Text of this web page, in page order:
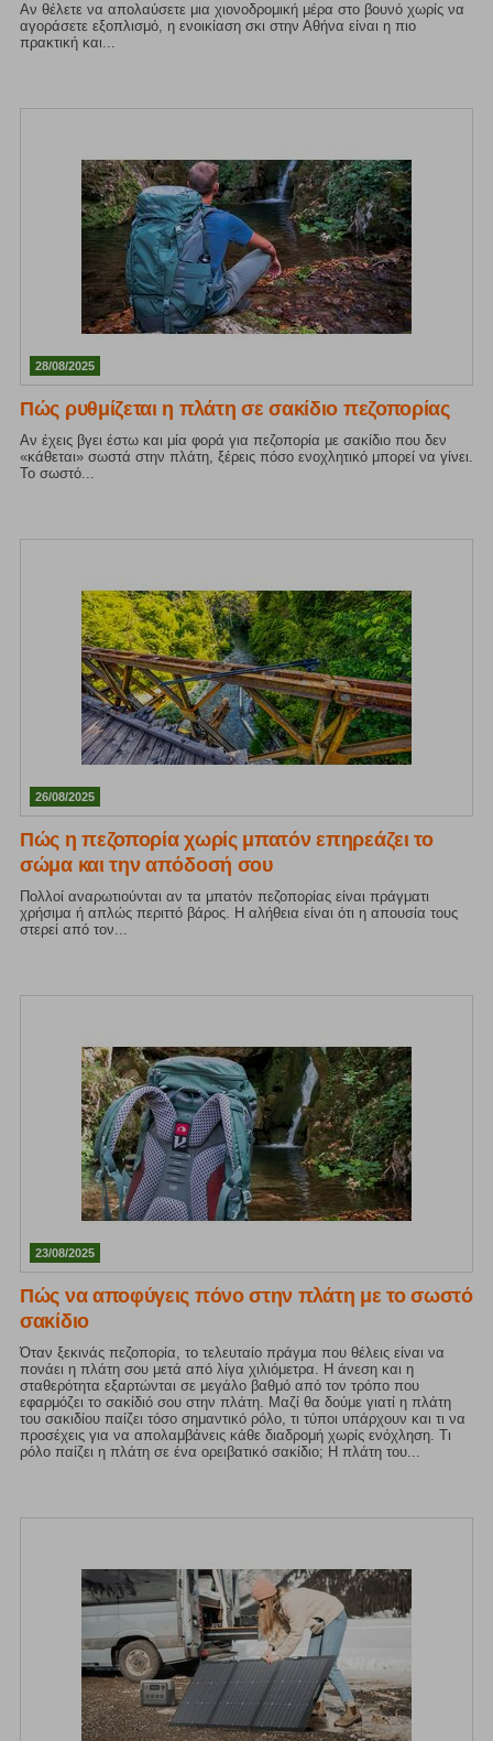
Αν θέλετε να απολαύσετε μια χιονοδρομική μέρα στο βουνό χωρίς να
αγοράσετε εξοπλισμό, η ενοικίαση σκι στην Αθήνα είναι η πιο
πρακτική και...
28/08/2025
Πώς ρυθμίζεται η πλάτη σε σακίδιο πεζοπορίας
Αν έχεις βγει έστω και μία φορά για πεζοπορία με σακίδιο που δεν
«κάθεται» σωστά στην πλάτη, ξέρεις πόσο ενοχλητικό μπορεί να γίνει.
Το σωστό...
26/08/2025
Πώς η πεζοπορία χωρίς μπατόν επηρεάζει το
σώμα και την απόδοσή σου
Πολλοί αναρωτιούνται αν τα μπατόν πεζοπορίας είναι πράγματι
χρήσιμα ή απλώς περιττό βάρος. Η αλήθεια είναι ότι η απουσία τους
στερεί από τον...
23/08/2025
Πώς να αποφύγεις πόνο στην πλάτη με το σωστό
σακίδιο
Όταν ξεκινάς πεζοπορία, το τελευταίο πράγμα που θέλεις είναι να
πονάει η πλάτη σου μετά από λίγα χιλιόμετρα. Η άνεση και η
σταθερότητα εξαρτώνται σε μεγάλο βαθμό από τον τρόπο που
εφαρμόζει το σακίδιό σου στην πλάτη. Μαζί θα δούμε γιατί η πλάτη
του σακιδίου παίζει τόσο σημαντικό ρόλο, τι τύποι υπάρχουν και τι να
προσέχεις για να απολαμβάνεις κάθε διαδρομή χωρίς ενόχληση. Τι
ρόλο παίζει η πλάτη σε ένα ορειβατικό σακίδιο; Η πλάτη του...